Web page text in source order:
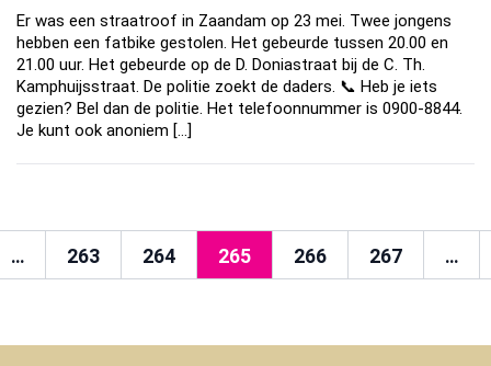
Er was een straatroof in Zaandam op 23 mei. Twee jongens
hebben een fatbike gestolen. Het gebeurde tussen 20.00 en
21.00 uur. Het gebeurde op de D. Doniastraat bij de C. Th.
Kamphuijsstraat. De politie zoekt de daders. 📞 Heb je iets
gezien? Bel dan de politie. Het telefoonnummer is 0900-8844.
Je kunt ook anoniem […]
… 263 264 265 266 267 …